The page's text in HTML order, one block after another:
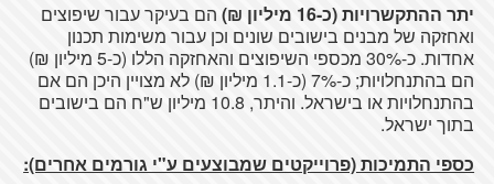
יתר ההתקשרויות (כ-16 מיליון ₪)
הם בעיקר עבור שיפוצים
ואחזקה של מבנים בישובים שונים וכן עבור משימות תכנון
אחדות. כ-30% מכספי השיפוצים והאחזקה הללו (כ-5 מיליון ₪)
הם בהתנחלויות; כ-7% (כ-1.1 מיליון ₪) לא מצויין היכן הם אם
בהתנחלויות או בישראל. והיתר, 10.8 מיליון ש"ח הם בישובים
בתוך ישראל.
כספי התמיכות (פרוייקטים שמבוצעים ע"י גורמים אחרים):